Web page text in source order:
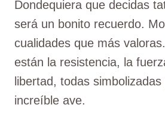
Dondequiera que decidas
será un bonito recuerdo.
cualidades que más
están la resistencia, la
libertad, todas
increíble ave.